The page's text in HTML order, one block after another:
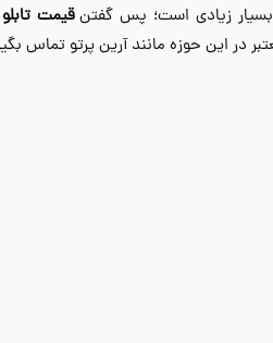
بسیار زیادی است؛ پس گفتنقیمت
این حوزه مانند آرین پرتو تماس